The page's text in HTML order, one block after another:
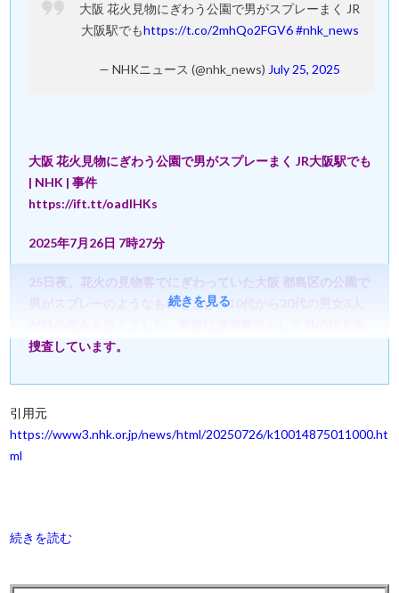
大阪 花火見物にぎわう公園で男がスプレーまく JR
大阪駅でもhttps://t.co/2mhQo2FGV6 #nhk_news
— NHKニュース (@nhk_news) July 25, 2025
大阪 花火見物にぎわう公園で男がスプレーまく JR大阪駅でも
| NHK | 事件
https://ift.tt/oadlHKs
2025年7月26日 7時27分
25日夜、花火の見物客でにぎわっていた大阪 都島区の公園で
男がスプレーのようなものをまき、10代から20代の男女3人
捜査しています。
引用元
https://www3.nhk.or.jp/news/html/20250726/k10014875011000.ht
ml
続きを読む
続きを見る